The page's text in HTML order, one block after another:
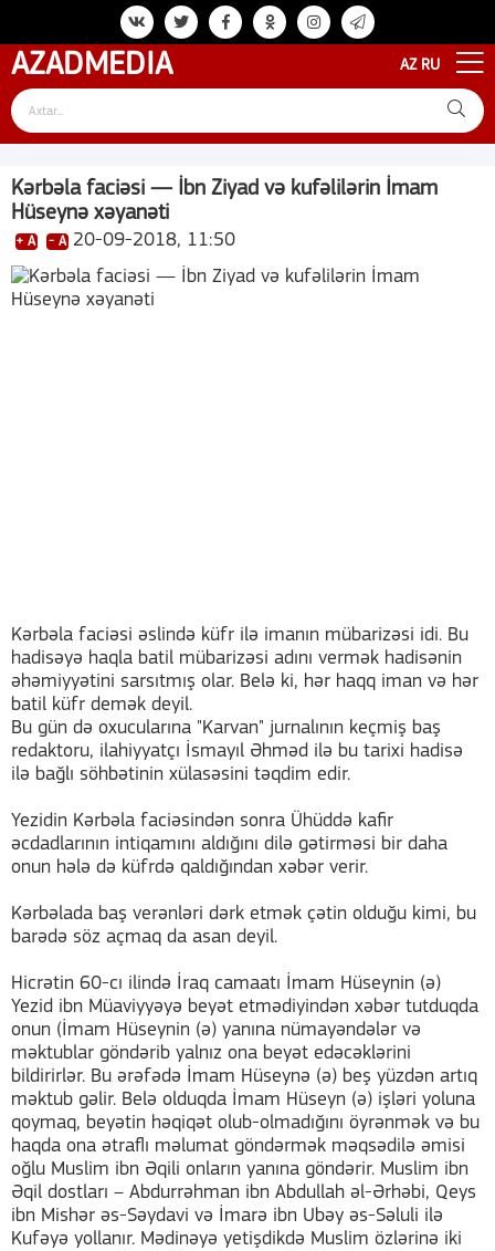
AZADMEDIA AZ RU
Kərbəla faciəsi — İbn Ziyad və kufəlilərin İmam
Hüseynə xəyanəti
+ A - A 20-09-2018, 11:50
Kərbəla faciəsi əslində küfr ilə imanın mübarizəsi idi. Bu
hadisəyə haqla batil mübarizəsi adını vermək hadisənin
əhəmiyyətini sarsıtmış olar. Belə ki, hər haqq iman və hər
batil küfr demək deyil.
Bu gün də oxucularına "Karvan" jurnalının keçmiş baş
redaktoru, ilahiyyatçı İsmayıl Əhməd ilə bu tarixi hadisə
ilə bağlı söhbətinin xülasəsini təqdim edir.
Yezidin Kərbəla faciəsindən sonra Ühüddə kafir
əcdadlarının intiqamını aldığını dilə gətirməsi bir daha
onun hələ də küfrdə qaldığından xəbər verir.
Kərbəlada baş verənləri dərk etmək çətin olduğu kimi, bu
barədə söz açmaq da asan deyil.
Hicrətin 60-cı ilində İraq camaatı İmam Hüseynin (ə)
Yezid ibn Müaviyyəyə beyət etmədiyindən xəbər tutduqda
onun (İmam Hüseynin (ə) yanına nümayəndələr və
məktublar göndərib yalnız ona beyət edəcəklərini
bildirirlər. Bu ərəfədə İmam Hüseynə (ə) beş yüzdən artıq
məktub gəlir. Belə olduqda İmam Hüseyn (ə) işləri yoluna
qoymaq, beyətin həqiqət olub-olmadığını öyrənmək və bu
haqda ona ətraflı məlumat göndərmək məqsədilə əmisi
oğlu Muslim ibn Əqili onların yanına göndərir. Muslim ibn
Əqil dostları – Abdurrəhman ibn Abdullah əl-Ərhəbi, Qeys
ibn Mishər əs-Səydavi və İmarə ibn Ubəy əs-Səluli ilə
Kufəyə yollanır. Mədinəyə yetişdikdə Muslim özlərinə iki